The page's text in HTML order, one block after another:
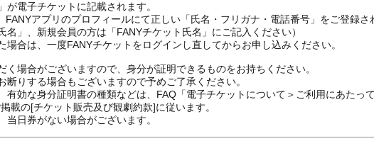
電子チケットに記載されます。
FANYアプリのプロフィールにて正しい「氏名・フリガナ・電話番号」をご登録さ
名」、新規会員の方は「FANYチケット氏名」にご記入ください）
場合は、一度FANYチケットをログインし直してからお申し込みください。
場合がございますので、身分が証明できるものをお持ちください。
断りする場合もございますので予めご了承ください。
有効な身分証明書の種類などは、FAQ「電子チケットについて＞ご利用にあたっ
載の[チケット販売及び観劇約款]に従います。
日券がない場合がございます。